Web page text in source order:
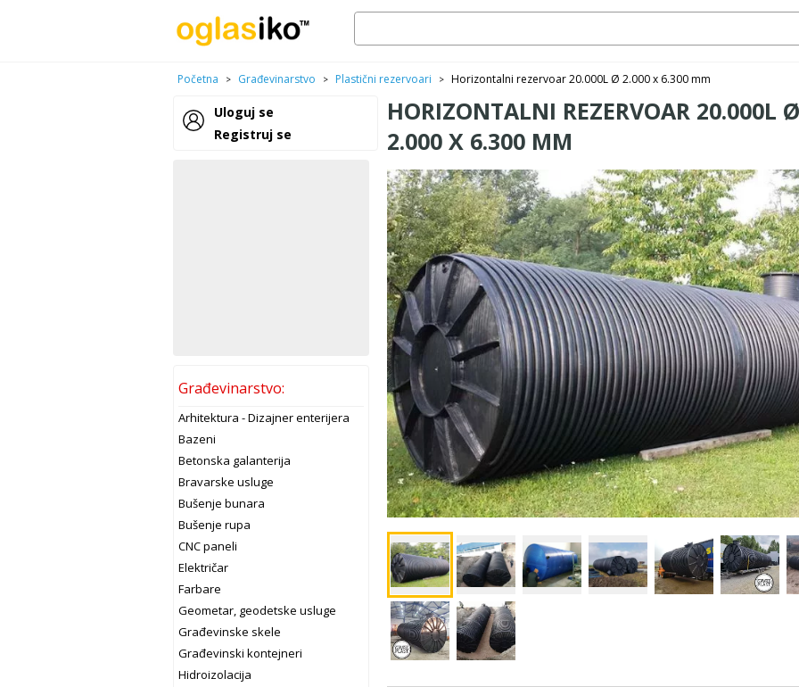
Početna > Građevinarstvo > Plastični rezervoari > Horizontalni rezervoar 20.000L Ø 2.000 x 6.300 mm
Uloguj se
Registruj se
Građevinarstvo:
Arhitektura - Dizajner enterijera
Bazeni
Betonska galanterija
Bravarske usluge
Bušenje bunara
Bušenje rupa
CNC paneli
Električar
Farbare
Geometar, geodetske usluge
Građevinske skele
Građevinski kontejneri
Hidroizolacija
HORIZONTALNI REZERVOAR 20.000L Ø
2.000 X 6.300 MM